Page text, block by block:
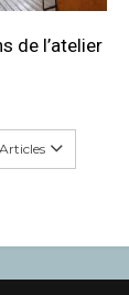
de l’atelier